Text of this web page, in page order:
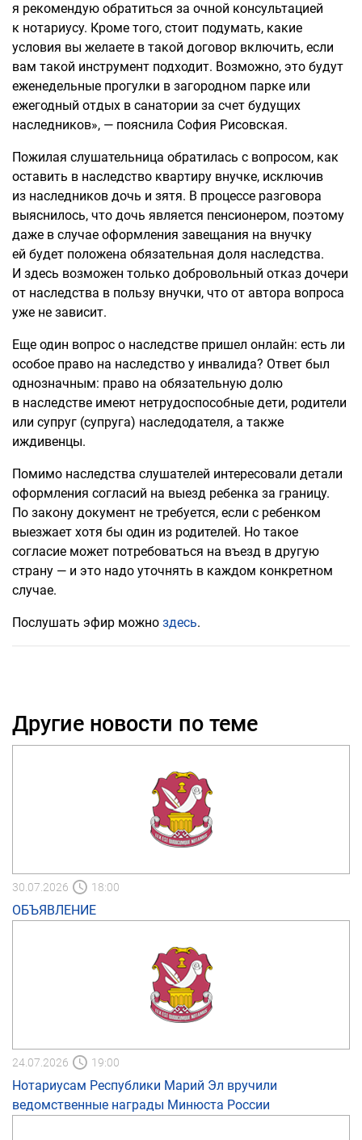
я рекомендую обратиться за очной консультацией
к нотариусу. Кроме того, стоит подумать, какие
условия вы желаете в такой договор включить, если
вам такой инструмент подходит. Возможно, это будут
еженедельные прогулки в загородном парке или
ежегодный отдых в санатории за счет будущих
наследников», — пояснила София Рисовская.
Пожилая слушательница обратилась с вопросом, как
оставить в наследство квартиру внучке, исключив
из наследников дочь и зятя. В процессе разговора
выяснилось, что дочь является пенсионером, поэтому
даже в случае оформления завещания на внучку
ей будет положена обязательная доля наследства.
И здесь возможен только добровольный отказ дочери
от наследства в пользу внучки, что от автора вопроса
уже не зависит.
Еще один вопрос о наследстве пришел онлайн: есть ли
особое право на наследство у инвалида? Ответ был
однозначным: право на обязательную долю
в наследстве имеют нетрудоспособные дети, родители
или супруг (супруга) наследодателя, а также
иждивенцы.
Помимо наследства слушателей интересовали детали
оформления согласий на выезд ребенка за границу.
По закону документ не требуется, если с ребенком
выезжает хотя бы один из родителей. Но такое
согласие может потребоваться на въезд в другую
страну — и это надо уточнять в каждом конкретном
случае.
Послушать эфир можно здесь.
Другие новости по теме
30.07.2026 18:00
ОБЪЯВЛЕНИЕ
24.07.2026 19:00
Нотариусам Республики Марий Эл вручили
ведомственные награды Минюста России